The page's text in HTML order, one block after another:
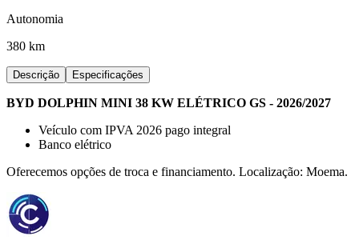
Autonomia
380 km
Descrição Especificações
BYD DOLPHIN MINI 38 KW ELÉTRICO GS - 2026/2027
Veículo com IPVA 2026 pago integral
Banco elétrico
Oferecemos opções de troca e financiamento. Localização: Moema.